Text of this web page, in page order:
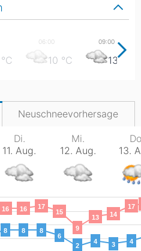
°C 10 °C 13
Neuschneevorhersage
Di.
11. Aug.
Mi.
12. Aug.
13.
16 16 17
15
9
13 14
17
8 8 8
6
2
4 3 4